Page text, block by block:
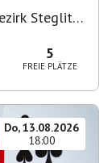
Steglitz-
5
FREIE PLÄTZE
Do, 13.08.2026
18:00